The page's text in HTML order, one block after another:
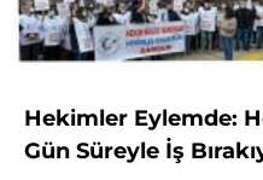
Hekimler Eylemde:
Gün Süreyle İş